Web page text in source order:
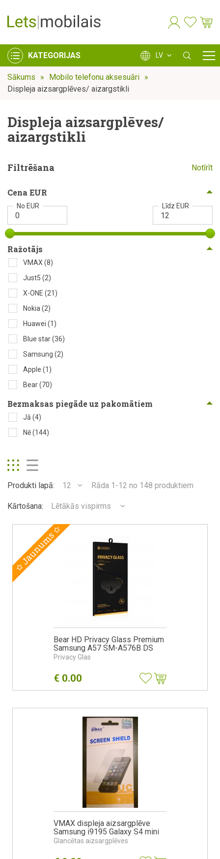
KATEGORIJAS LV
Sākums
Mobilo telefonu aksesuāri
Displeja aizsargplēves/ aizargstikli
Displeja aizsargplēves/
aizargstikli
Filtrēšana Notīrīt
Cena EUR
No EUR Līdz EUR
Ražotājs
VMAX (8)
Just5 (2)
X-ONE (21)
Nokia (2)
Huawei (1)
Blue star(36)
Samsung (2)
Apple (1)
Bear(70)
Bezmaksas piegāde uz pakomātiem
Jā (4)
Nē(144)
Produkti lapā: 12 Rāda 1-12 no 148 produktiem
Kārtošana: Lētākās vispirms
Bear HD Privacy Glass Premium
Samsung A57 SM-A576B DS
Privacy Glas
€ 0.00
Jaunums
VMAX displeja aizsargplēve
Samsung i9195 Galaxy S4 mini
Glancētas aizsargplēves